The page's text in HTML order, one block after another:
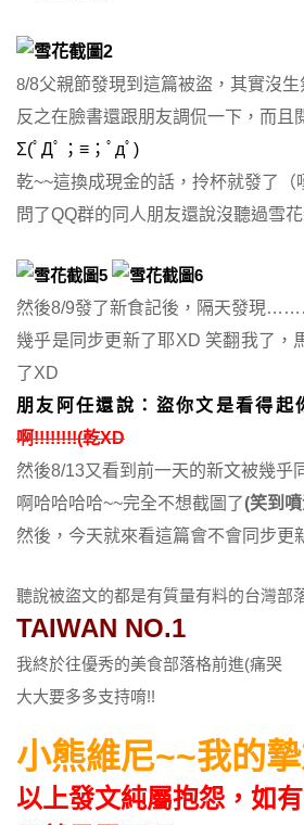
8/8父親節發現到這篇被盜，其實沒生
反之在臉書還跟朋友調侃一下，而且
Σ(ﾟДﾟ；≡；ﾟдﾟ)
乾~~這換成現金的話，拎杯就發了（
問了QQ群的同人朋友還說沒聽過雪
然後8/9發了新食記後，隔天發
幾乎是同步更新了耶XD 笑翻我了，
了XD
朋友阿任還說：盜你文是看得起
啊!!!!!!!!(乾XD
然後8/13又看到前一天的新文被幾乎
啊哈哈哈哈~~完全不想截圖了(笑到
然後，今天就來看這篇會不會同步更
聽說被盜文的都是有質量有料的台灣部
TAIWAN NO.1
我終於往優秀的美食部落格前進(痛哭
大大要多多支持唷!!
小熊維尼~~我的
以上發文純屬抱怨，如